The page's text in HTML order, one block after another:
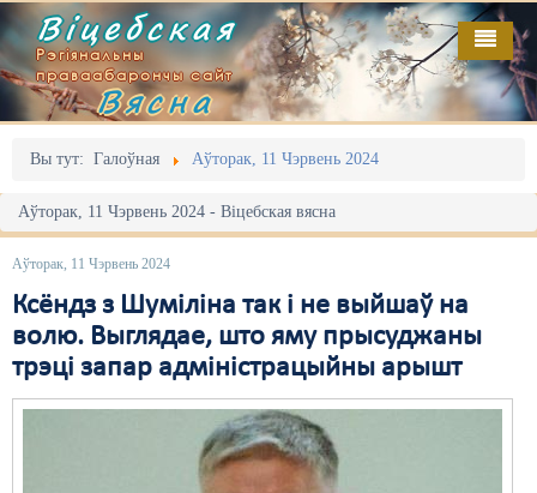
Віцебская
Рэгіянальны
праваабарончы сайт
Вясна
Вы тут: Галоўная Аўторак, 11 Чэрвень 2024
Аўторак, 11 Чэрвень 2024 - Віцебская вясна
Аўторак, 11 Чэрвень 2024
Ксёндз з Шуміліна так і не выйшаў на
волю. Выглядае, што яму прысуджаны
трэці запар адміністрацыйны арышт
Галоўная
Адміністрацыйны перасьлед
Акцыі
Выбары
Грамадзянскія ініцыятывы
Дзяржава
Выданьні
Відэа
Пра нас
RSS